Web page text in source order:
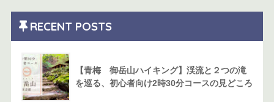
RECENT POSTS
【青梅 御岳山ハイキング】渓流と２つの滝
を巡る、初心者向け2時30分コースの見どころ